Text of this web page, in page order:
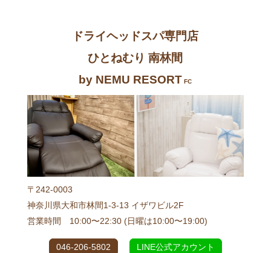
ドライヘッドスパ専門店
ひとねむり 南林間
by NEMU RESORT FC
〒242-0003
神奈川県大和市林間1-3-13 イザワビル2F
営業時間 10:00〜22:30 (日曜は10:00〜19:00)
046-206-5802 LINE公式アカウント